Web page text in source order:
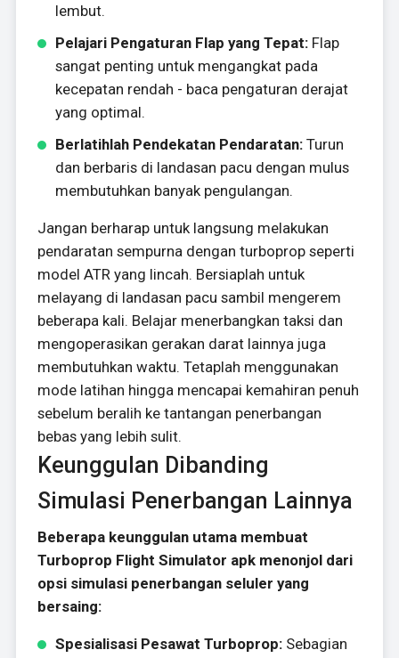
lembut.
Pelajari Pengaturan Flap yang Tepat:Flap
sangat penting untuk mengangkat pada
kecepatan rendah - baca pengaturan derajat
yang optimal.
Berlatihlah Pendekatan Pendaratan:Turun
dan berbaris di landasan pacu dengan mulus
membutuhkan banyak pengulangan.
Jangan berharap untuk langsung melakukan
pendaratan sempurna dengan turboprop seperti
model ATR yang lincah. Bersiaplah untuk
melayang di landasan pacu sambil mengerem
beberapa kali. Belajar menerbangkan taksi dan
mengoperasikan gerakan darat lainnya juga
membutuhkan waktu. Tetaplah menggunakan
mode latihan hingga mencapai kemahiran penuh
sebelum beralih ke tantangan penerbangan
bebas yang lebih sulit.
Keunggulan Dibanding
Simulasi Penerbangan Lainnya
Beberapa keunggulan utama membuat
Turboprop Flight Simulator apk menonjol dari
opsi simulasi penerbangan seluler yang
bersaing:
Spesialisasi Pesawat Turboprop:Sebagian